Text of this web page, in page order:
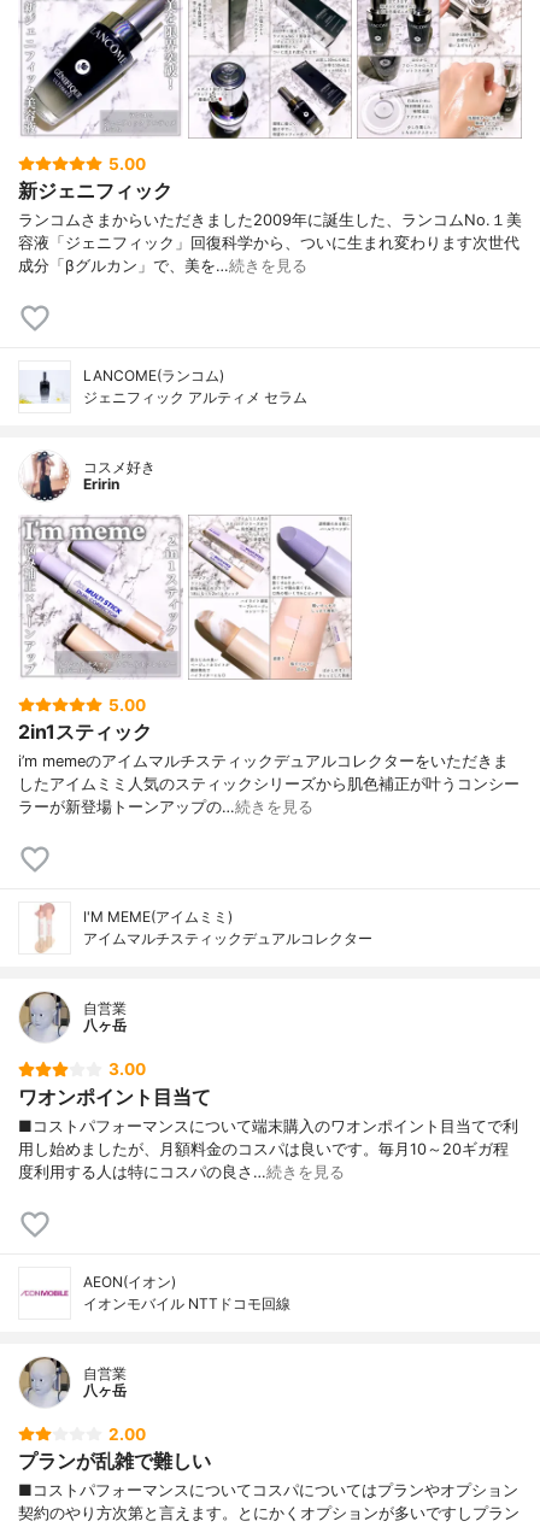
5.00
新ジェニフィック
ランコムさまからいただきました2009年に誕生した、ランコムNo.１美
容液「ジェニフィック」回復科学から、ついに生まれ変わります次世代
成分「βグルカン」で、美を…続きを見る
LANCOME(ランコム)
ジェニフィック アルティメ セラム
コスメ好き
Eririn
5.00
2in1スティック
i’m memeのアイムマルチスティックデュアルコレクターをいただきま
したアイムミミ人気のスティックシリーズから肌色補正が叶うコンシー
ラーが新登場トーンアップの…続きを見る
I'M MEME(アイムミミ)
アイムマルチスティックデュアルコレクター
自営業
八ヶ岳
3.00
ワオンポイント目当て
■コストパフォーマンスについて端末購入のワオンポイント目当てで利
用し始めましたが、月額料金のコスパは良いです。毎月10～20ギガ程
度利用する人は特にコスパの良さ…続きを見る
AEON(イオン)
イオンモバイル NTTドコモ回線
自営業
八ヶ岳
2.00
プランが乱雑で難しい
■コストパフォーマンスについてコスパについてはプランやオプション
契約のやり方次第と言えます。とにかくオプションが多いですしプラン